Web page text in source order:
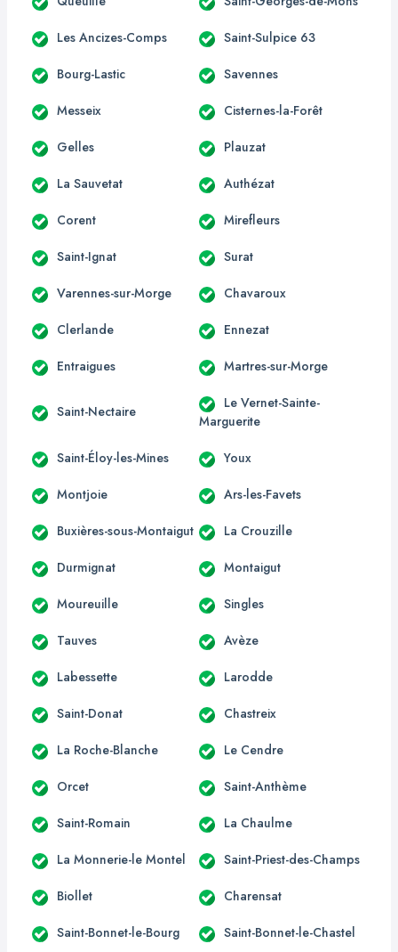
Les Ancizes-Comps Saint-Sulpice 63
Bourg-Lastic Savennes
Messeix Cisternes-la-Forêt
Gelles Plauzat
La Sauvetat Authézat
Corent Mirefleurs
Saint-Ignat Surat
Varennes-sur-Morge Chavaroux
Clerlande Ennezat
Entraigues Martres-sur-Morge
Saint-Nectaire
Le Vernet-Sainte-
Marguerite
Saint-Éloy-les-Mines Youx
Montjoie Ars-les-Favets
Buxières-sous-Montaigut La Crouzille
Durmignat Montaigut
Moureuille Singles
Tauves Avèze
Labessette Larodde
Saint-Donat Chastreix
La Roche-Blanche Le Cendre
Orcet Saint-Anthème
Saint-Romain La Chaulme
La Monnerie-le Montel Saint-Priest-des-Champs
Biollet Charensat
Saint-Bonnet-le-Bourg Saint-Bonnet-le-Chastel